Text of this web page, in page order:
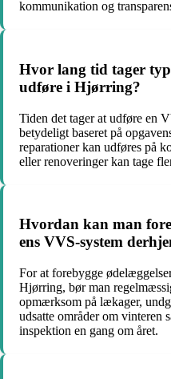
kommunikation og
Hvor lang tid tager
udføre i Hjørring?
Tiden det tager at udføre en
betydeligt baseret på
reparationer kan udføres på
eller renoveringer kan tage
Hvordan kan man
ens VVS-system
For at forebygge
Hjørring, bør man
opmærksom på lækager,
udsatte områder om vinteren
inspektion en gang om året.